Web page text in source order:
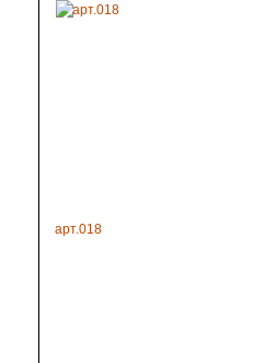
арт.018